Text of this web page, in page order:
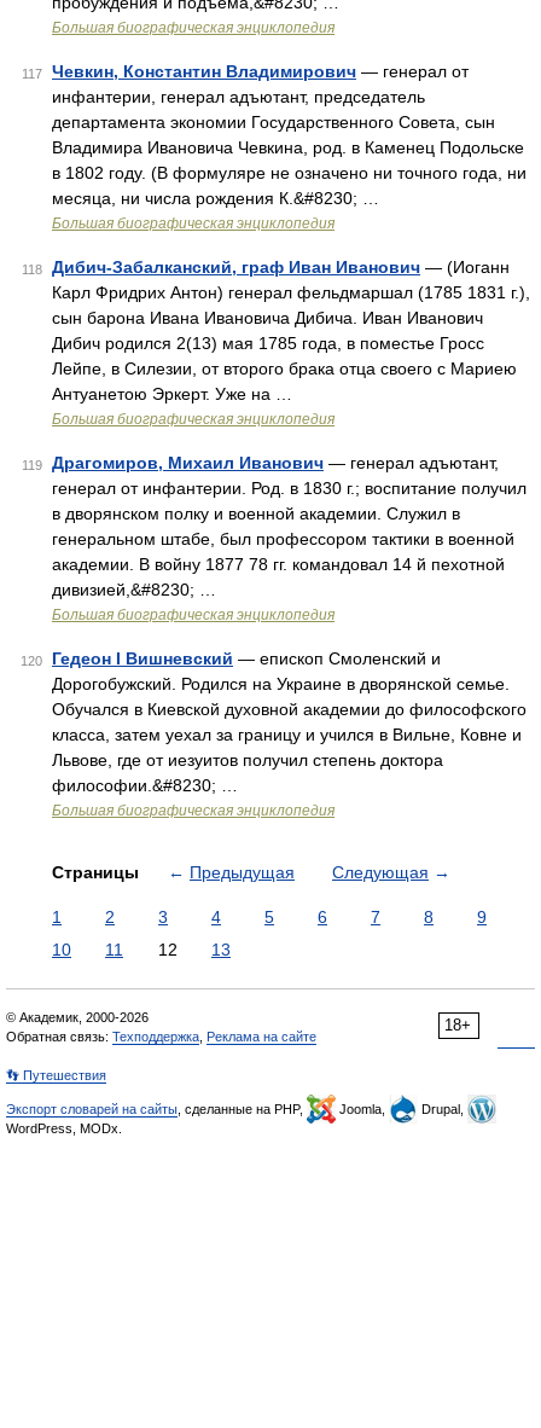
Большая биографическая энциклопедия
117 Чевкин, Константин Владимирович — генерал от
инфантерии, генерал адъютант, председатель
департамента экономии Государственного Совета, сын
Владимира Ивановича Чевкина, род. в Каменец Подольске
в 1802 году. (В формуляре не означено ни точного года, ни
месяца, ни числа рождения К.&#8230; …
Большая биографическая энциклопедия
118 Дибич-Забалканский, граф Иван Иванович — (Иоганн
Карл Фридрих Антон) генерал фельдмаршал (1785 1831 г.),
сын барона Ивана Ивановича Дибича. Иван Иванович
Дибич родился 2(13) мая 1785 года, в поместье Гросс
Лейпе, в Силезии, от второго брака отца своего с Мариею
Антуанетою Эркерт. Уже на …
Большая биографическая энциклопедия
119 Драгомиров, Михаил Иванович — генерал адъютант,
генерал от инфантерии. Род. в 1830 г.; воспитание получил
в дворянском полку и военной академии. Служил в
генеральном штабе, был профессором тактики в военной
академии. В войну 1877 78 гг. командовал 14 й пехотной
дивизией,&#8230; …
Большая биографическая энциклопедия
120 Гедеон I Вишневский — епископ Смоленский и
Дорогобужский. Родился на Украине в дворянской семье.
Обучался в Киевской духовной академии до философского
класса, затем уехал за границу и учился в Вильне, Ковне и
Львове, где от иезуитов получил степень доктора
философии.&#8230; …
Большая биографическая энциклопедия
Страницы ← Предыдущая Следующая →
1 2 3 4 5 6 7 8
9
10
11 12 13
18+
© Академик, 2000-2026
Обратная связь: Техподдержка Реклама на сайте
👣 Путешествия
Экспорт словарей на сайты , сделанные на PHP, Joomla,
Drupal,
WordPress, MODx.